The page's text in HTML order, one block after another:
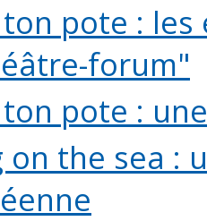
pote :
forum"
pote :
on the sea :